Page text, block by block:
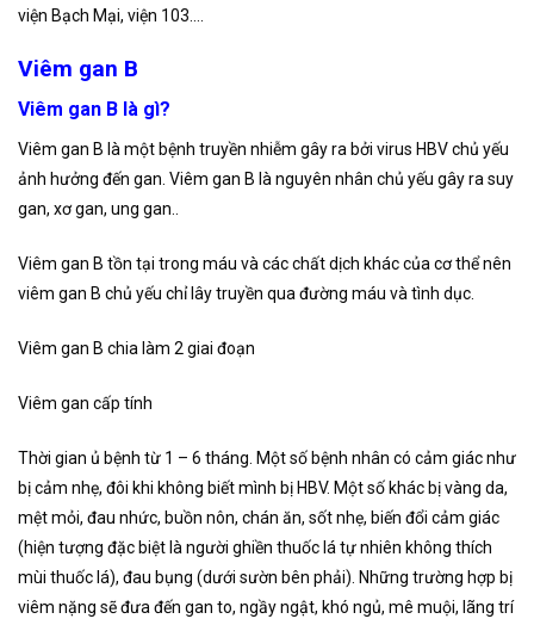
viện Bạch Mại, viện 103….
Viêm gan B
Viêm gan B là gì?
Viêm gan B là một bệnh truyền nhiễm gây ra bởi virus HBV chủ yếu
ảnh hưởng đến gan. Viêm gan B là nguyên nhân chủ yếu gây ra suy
gan, xơ gan, ung gan..
Viêm gan B tồn tại trong máu và các chất dịch khác của cơ thể nên
viêm gan B chủ yếu chỉ lây truyền qua đường máu và tình dục.
Viêm gan B chia làm 2 giai đoạn
Viêm gan cấp tính
Thời gian ủ bệnh từ 1 – 6 tháng. Một số bệnh nhân có cảm giác như
bị cảm nhẹ, đôi khi không biết mình bị HBV. Một số khác bị vàng da,
mệt mỏi, đau nhức, buồn nôn, chán ăn, sốt nhẹ, biến đổi cảm giác
(hiện tượng đặc biệt là người ghiền thuốc lá tự nhiên không thích
mùi thuốc lá), đau bụng (dưới sườn bên phải). Những trường hợp bị
viêm nặng sẽ đưa đến gan to, ngầy ngật, khó ngủ, mê muội, lãng trí